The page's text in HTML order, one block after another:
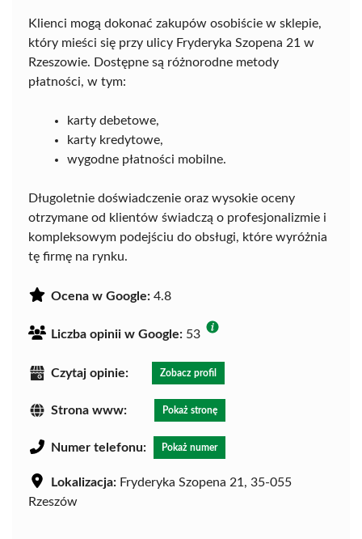
Klienci mogą dokonać zakupów osobiście w sklepie,
który mieści się przy ulicy Fryderyka Szopena 21 w
Rzeszowie. Dostępne są różnorodne metody
płatności, w tym:
karty debetowe,
karty kredytowe,
wygodne płatności mobilne.
Długoletnie doświadczenie oraz wysokie oceny
otrzymane od klientów świadczą o profesjonalizmie i
kompleksowym podejściu do obsługi, które wyróżnia
tę firmę na rynku.
Ocena w Google: 4.8
Liczba opinii w Google: 53
Czytaj opinie: Zobacz profil
Strona www: Pokaż stronę
Numer telefonu: Pokaż numer
Lokalizacja: Fryderyka Szopena 21, 35-055
Rzeszów